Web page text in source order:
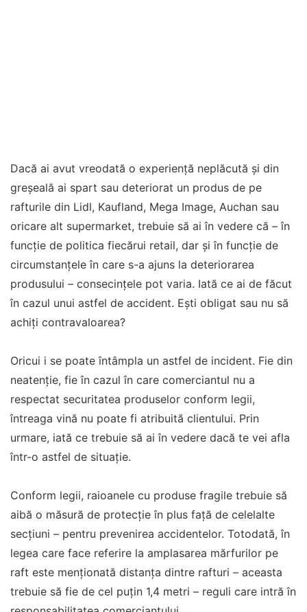
Dacă ai avut vreodată o experiență neplăcută și din
greșeală ai spart sau deteriorat un produs de pe
rafturile din Lidl, Kaufland, Mega Image, Auchan sau
oricare alt supermarket, trebuie să ai în vedere că – în
funcție de politica fiecărui retail, dar și în funcție de
circumstanțele în care s-a ajuns la deteriorarea
produsului – consecințele pot varia. Iată ce ai de făcut
în cazul unui astfel de accident. Ești obligat sau nu să
achiți contravaloarea?
Oricui i se poate întâmpla un astfel de incident. Fie din
neatenție, fie în cazul în care comerciantul nu a
respectat securitatea produselor conform legii,
întreaga vină nu poate fi atribuită clientului. Prin
urmare, iată ce trebuie să ai în vedere dacă te vei afla
într-o astfel de situație.
Conform legii, raioanele cu produse fragile trebuie să
aibă o măsură de protecție în plus față de celelalte
secțiuni – pentru prevenirea accidentelor. Totodată, în
legea care face referire la amplasarea mărfurilor pe
raft este menționată distanța dintre rafturi – aceasta
trebuie să fie de cel puțin 1,4 metri – reguli care intră în